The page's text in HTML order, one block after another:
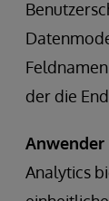
der die
Analytics